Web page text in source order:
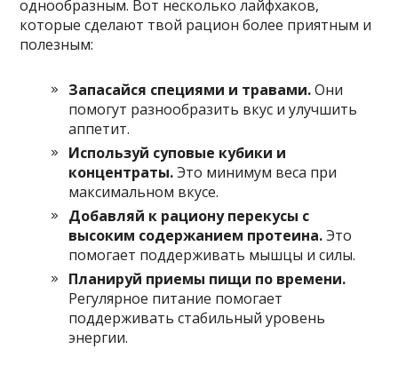
однообразным. Вот несколько лайфхаков,
которые сделают твой рацион более приятным и
полезным:
Запасайся специями и травами.Они
помогут разнообразить вкус и улучшить
аппетит.
Используй суповые кубики и
концентраты.Это минимум веса при
максимальном вкусе.
Добавляй к рациону перекусы с
высоким содержанием протеина.Это
помогает поддерживать мышцы и силы.
Планируй приемы пищи по времени.
Регулярное питание помогает
поддерживать стабильный уровень
энергии.